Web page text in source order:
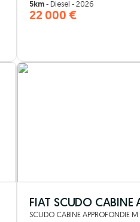
5km - Diesel - 2026
22 000 €
FIAT SCUDO CABINE
SCUDO CABINE APPROFONDIE